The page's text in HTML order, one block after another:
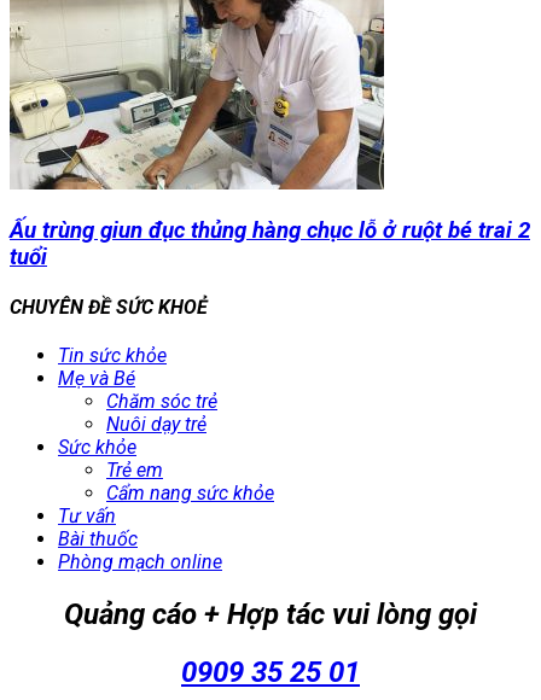
Ấu trùng giun đục thủng hàng chục lỗ ở ruột bé trai 2
tuổi
CHUYÊN ĐỀ SỨC KHOẺ
Tin sức khỏe
Mẹ và Bé
Chăm sóc trẻ
Nuôi dạy trẻ
Sức khỏe
Trẻ em
Cẩm nang sức khỏe
Tư vấn
Bài thuốc
Phòng mạch online
Quảng cáo + Hợp tác vui lòng gọi
0909 35 25 01